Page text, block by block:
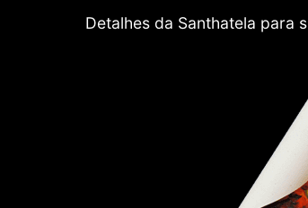
Detalhes da Santhatela para